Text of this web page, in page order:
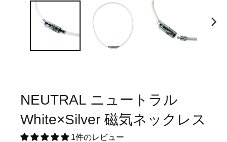
NEUTRAL ニュートラル
White×Silver 磁気ネックレス
1件のレビュー